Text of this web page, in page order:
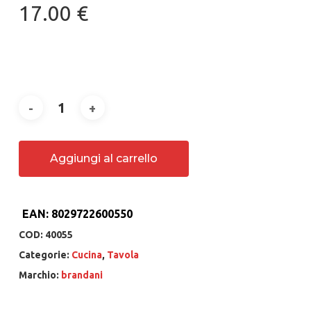
17.00 €
Aggiungi al carrello
EAN: 8029722600550
COD: 40055
Categorie: Cucina, Tavola
Marchio: brandani